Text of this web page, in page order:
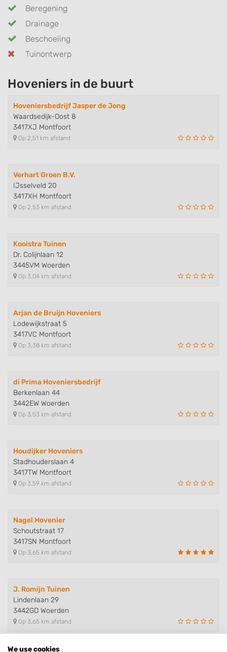
Beregening
Drainage
Beschoeiing
Tuinontwerp
Hoveniers in de buurt
Hoveniersbedrijf Jasper de Jong
Waardsedijk-Oost 8
3417XJ Montfoort
Op 2,51 km afstand
Verhart Groen B.V.
IJsselveld 20
3417XH Montfoort
Op 2,53 km afstand
Kooistra Tuinen
Dr. Colijnlaan 12
3445VM Woerden
Op 3,04 km afstand
Arjan de Bruijn Hoveniers
Lodewijkstraat 5
3417VC Montfoort
Op 3,38 km afstand
di Prima Hoveniersbedrijf
Berkenlaan 44
3442EW Woerden
Op 3,53 km afstand
Houdijker Hoveniers
Stadhouderslaan 4
3417TW Montfoort
Op 3,59 km afstand
Nagel Hovenier
Schoutstraat 17
3417SN Montfoort
Op 3,65 km afstand
J. Romijn Tuinen
Lindenlaan 29
3442GD Woerden
Op 3,65 km afstand
We use cookies